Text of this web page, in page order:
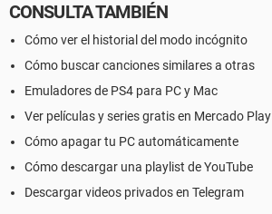
CONSULTA TAMBIÉN
Cómo ver el historial del modo incógnito
Cómo buscar canciones similares a otras
Emuladores de PS4 para PC y Mac
Ver películas y series gratis en Mercado Play
Cómo apagar tu PC automáticamente
Cómo descargar una playlist de YouTube
Descargar videos privados en Telegram